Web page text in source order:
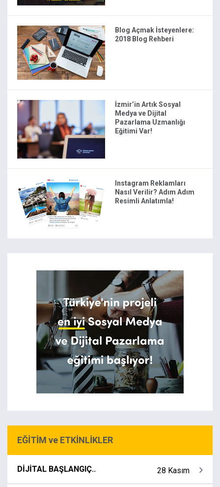
Blog Açmak İsteyenlere:
2018 Blog Rehberi
İzmir’in Artık Sosyal
Medya ve Dijital
Pazarlama Uzmanlığı
Eğitimi Var!
Instagram Reklamları
Nasıl Verilir? Adım Adım
Resimli Anlatımla!
EĞİTİM ve ETKİNLİKLER
DİJİTAL BAŞLANGIÇ.. 28 Kasım